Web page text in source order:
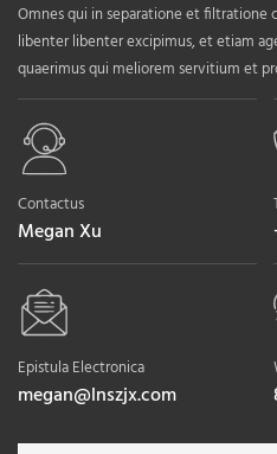
Omnes qui in separatione et filtratione
libenter libenter excipimus, et etiam
quaerimus qui meliorem servitium et
Contactus
Megan Xu
Epistula Electronica
megan@lnszjx.com